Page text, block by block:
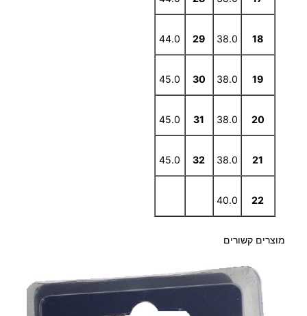
18
38.0
29
44.0
19
38.0
30
45.0
20
38.0
31
45.0
21
38.0
32
45.0
22
40.0
מוצרים קשורים